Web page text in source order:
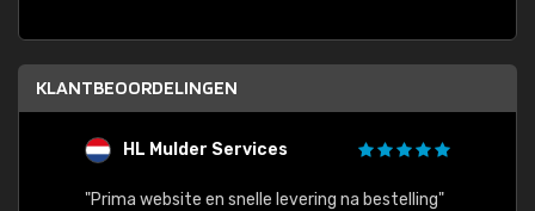
KLANTBEOORDELINGEN
HL Mulder Services
"Prima website en snelle levering na bestelling"